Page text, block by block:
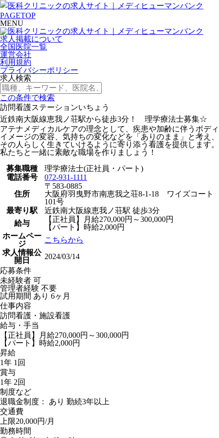
PAGETOP
MENU
求人掲載について
全国医院一覧
運営会社
利用規約
プライバシーポリシー
求人検索
この条件で検索
訪問看護ステーションいちょう
近鉄南大阪線恵我ノ荘駅から徒歩3分！ 理学療法士募集☆
アテナメディカルケアの理念として、疾患や加齢に伴うボディ
イメージの変容、気持ちの変化などを「ありのまま」と考え、
その人らしく生きていけるように寄り添う看護を提供します。
私たちと一緒に素敵な職場を作りましょう！
募集職種
理学療法士(正社員・パート)
電話番号
072-931-1111
住所
〒583-0885
大阪府羽曳野市南恵我之荘8-1-18 ワイズコート
101号
最寄り駅
近鉄南大阪線恵我ノ荘駅 徒歩3分
給与
【正社員】月給270,000円～300,000円
【パート】時給2,000円
ホームペー
ジ
こちらから
求人情報公
開日
2024/03/14
応募条件
未経験者 可
管理者経験 不要
試用期間 あり 6ヶ月
仕事内容
訪問看護・施設看護
給与・手当
【正社員】月給270,000円～300,000円
【パート】時給2,000円
昇給
1年 1回
賞与
1年 2回
制度など
退職金制度： あり 勤続3年以上
交通費
上限20,000円/月
勤務時間